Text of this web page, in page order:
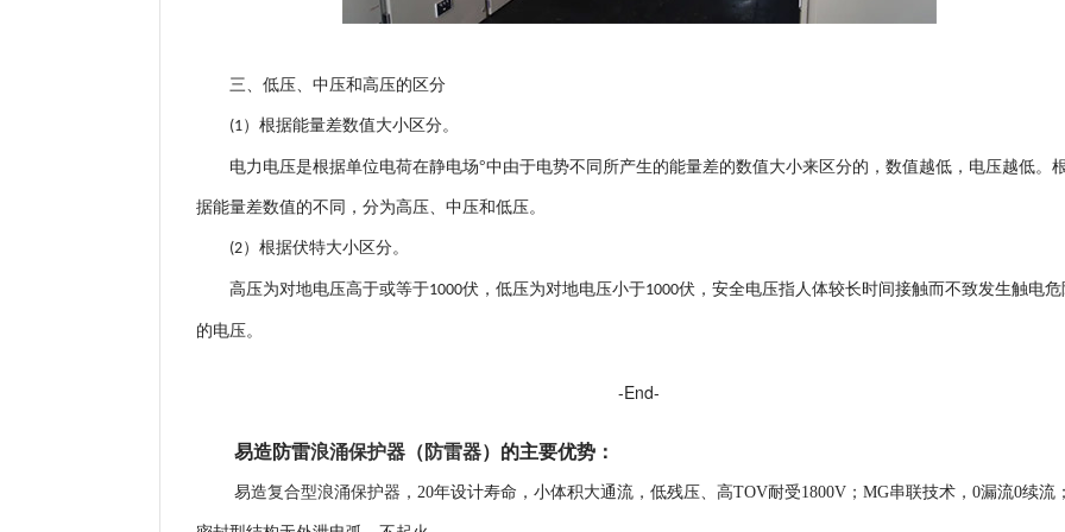
三、低压、中压和高压的区分
(1）根据能量差数值大小区分。
电力电压是根据单位电荷在静电场°中由于电势不同所产生的能量差的数值大小来区分的，数值越低，电压越低。
据能量差数值的不同，分为高压、中压和低压。
(2）根据伏特大小区分。
高压为对地电压高于或等于1000伏，低压为对地电压小于1000伏，安全电压指人体较长时间接触而不致发生触电危
的电压。
-End-
易造防雷浪涌保护器 （防雷器） 的主要优势 ：
易造复合型浪涌保护器 ，20年设计寿命，小体积大通流，低残压、高TOV耐受1800V；MG串联技术，0漏流0续流；